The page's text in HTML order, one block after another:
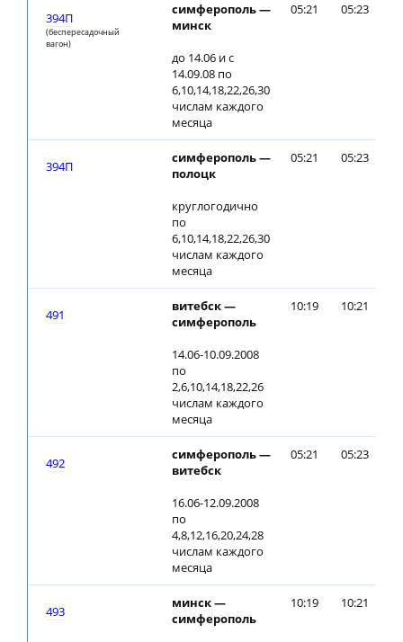
394П
(беспересадочный
вагон)
симферополь —
минск
до 14.06 и с
14.09.08 по
6,10,14,18,22,26,30
числам каждого
месяца
05:21 05:23
394П
симферополь —
полоцк
круглогодично
по
6,10,14,18,22,26,30
числам каждого
месяца
05:21 05:23
491
витебск —
симферополь
14.06-10.09.2008
по
2,6,10,14,18,22,26
числам каждого
месяца
10:19 10:21
492
симферополь —
витебск
16.06-12.09.2008
по
4,8,12,16,20,24,28
числам каждого
месяца
05:21 05:23
493
минск —
симферополь
10:19 10:21